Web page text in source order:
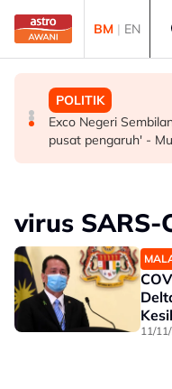
Skip to main content
BM | EN
MALAYSIA
Pembantu rumah
kanak di kolam
POLITIK
RCI Tabung Haji:
main sentimen
POLITIK
Exco Negeri
pusat pengaruh' -
virus SARS-
11/